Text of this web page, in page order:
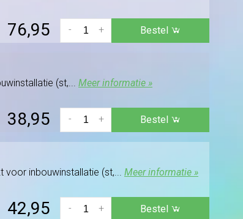
76,95 +
- Bestel
(st,... Meer informatie »
38,95 +
- Bestel
inbouwinstallatie (st,... Meer informatie »
42,95 +
- Bestel